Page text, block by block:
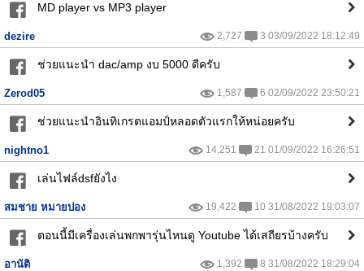
MD player vs MP3 player
dezire 2,727 3 03/09/2022 18:12:49
ช่วยแนะนำ dac/amp งบ 5000 ดีครับ
Zerod05 1,587 6 02/09/2022 23:50:21
ช่วยแนะนำอินทิเกรตแอมป์หลอดตัวแรกให้หน่อยครับ
nightno1 14,251 21 01/09/2022 16:26:51
เล่นไฟล์dsfยังไง
สมชาย หมายปอง 19,422 10 31/08/2022 19:03:07
ตอนนี้มีเครื่องเล่นพกพารุ่นไหนดู Youtube ได้เสถียรบ้างครับ
อานัติ 1,392 8 31/08/2022 18:29:04